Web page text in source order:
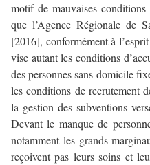
motif de mauvaises
que l’Agence Régionale de
[2016], conformément à
vise autant les conditions
des personnes sans domicile
les conditions de recrutement
la gestion des subventions
Devant le manque de
notamment les grands
reçoivent pas leurs soins et